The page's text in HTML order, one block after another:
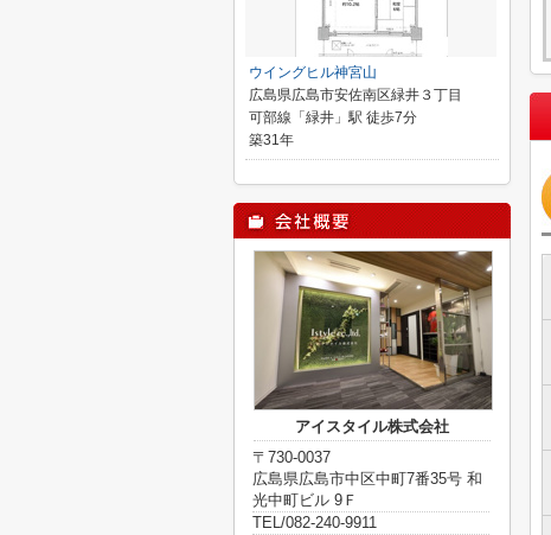
ウイングヒル神宮山
広島県広島市安佐南区緑井３丁目
可部線「緑井」駅 徒歩7分
築31年
アイスタイル株式会社
〒730-0037
広島県広島市中区中町7番35号 和
光中町ビル 9Ｆ
TEL/082-240-9911